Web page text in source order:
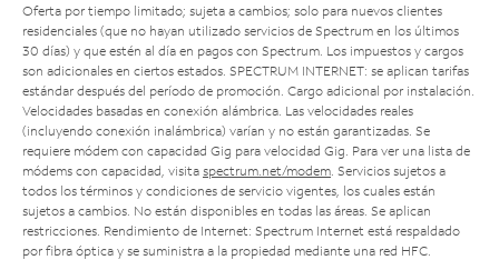
Oferta por tiempo limitado; sujeta a cambios; solo para nuevos clientes
residenciales (que no hayan utilizado servicios de Spectrum en los últimos
30 días) y que estén al día en pagos con Spectrum. Los impuestos y cargos
son adicionales en ciertos estados. SPECTRUM INTERNET: se aplican tarifas
estándar después del período de promoción. Cargo adicional por instalación.
Velocidades basadas en conexión alámbrica. Las velocidades reales
(incluyendo conexión inalámbrica) varían y no están garantizadas. Se
requiere módem con capacidad Gig para velocidad Gig. Para ver una lista de
módems con capacidad, visita spectrum.net/modem . Servicios sujetos a
todos los términos y condiciones de servicio vigentes, los cuales están
sujetos a cambios. No están disponibles en todas las áreas. Se aplican
restricciones. Rendimiento de Internet: Spectrum Internet está respaldado
por fibra óptica y se suministra a la propiedad mediante una red HFC.